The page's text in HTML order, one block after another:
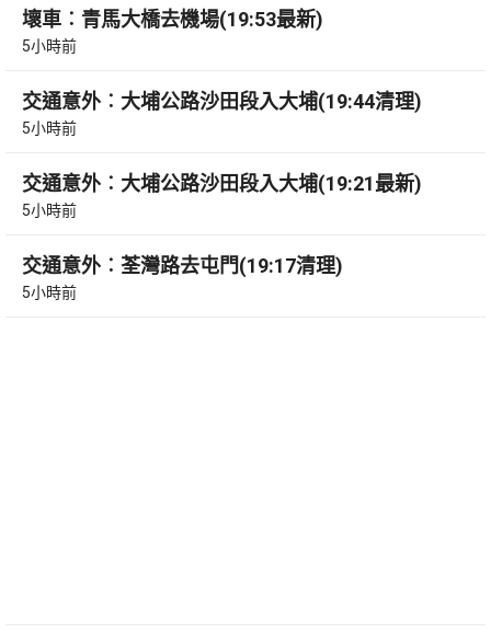
壞車︰青馬大橋去機場(19:53最新)
5小時前
交通意外︰大埔公路沙田段入大埔(19:44清理)
5小時前
交通意外︰大埔公路沙田段入大埔(19:21最新)
5小時前
交通意外︰荃灣路去屯門(19:17清理)
5小時前